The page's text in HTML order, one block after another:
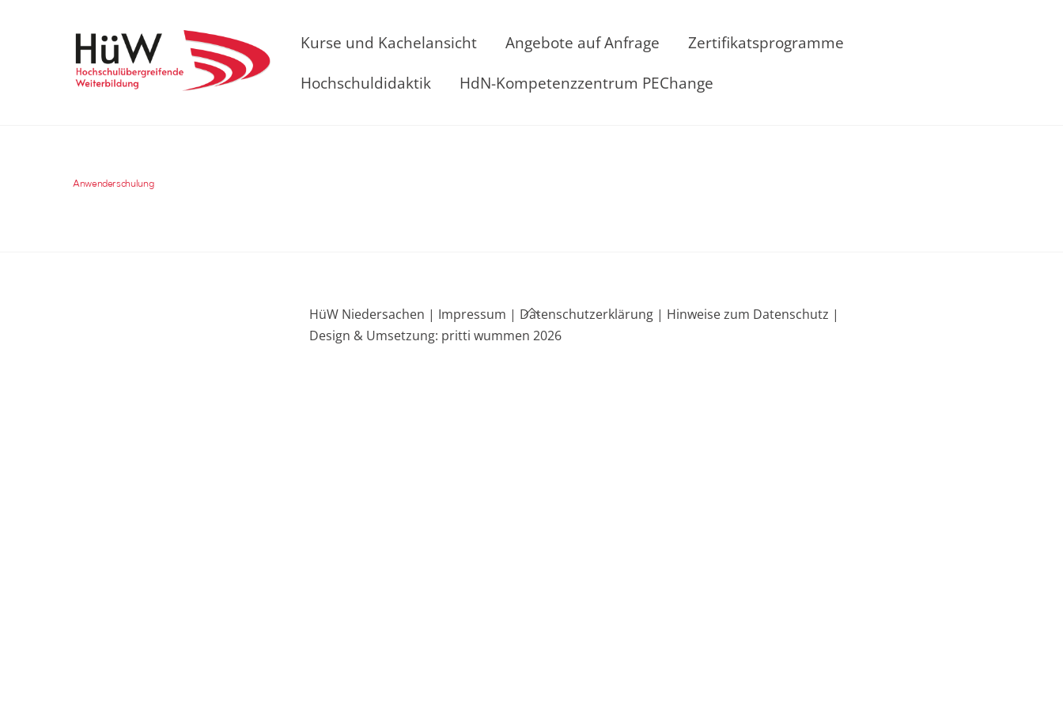
Kurse und Kachelansicht Angebote auf Anfrage
Zertifikatsprogramme
Hochschuldidaktik
HdN-Kompetenzzentrum PEChange
Anwenderschulung
Back
To
HüW Niedersachen | Impressum | Datenschutzerklärung | Hinweise zum Datenschutz |
Design & Umsetzung: pritti wummen 2026